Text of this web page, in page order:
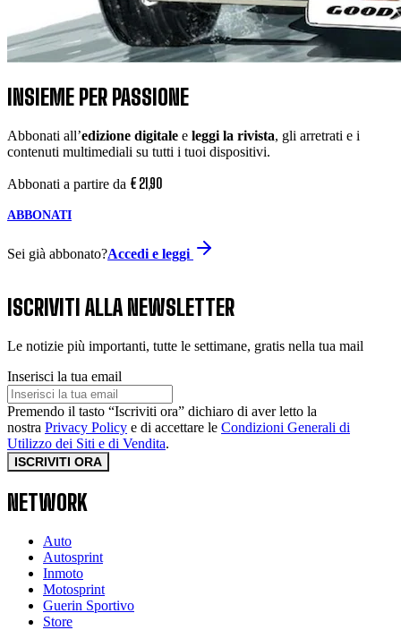
INSIEME PER PASSIONE
Abbonati all’edizione digitale e leggi la rivista, gli arretrati e i
contenuti multimediali su tutti i tuoi dispositivi.
Abbonati a partire da € 21,90
ABBONATI
Sei già abbonato?Accedi e leggi
ISCRIVITI ALLA NEWSLETTER
Le notizie più importanti, tutte le settimane, gratis nella tua mail
Inserisci la tua email
Premendo il tasto “Iscriviti ora” dichiaro di aver letto la
nostra Privacy Policy e di accettare le Condizioni Generali di
Utilizzo dei Siti e di Vendita.
ISCRIVITI ORA
NETWORK
Auto
Autosprint
Inmoto
Motosprint
Guerin Sportivo
Store